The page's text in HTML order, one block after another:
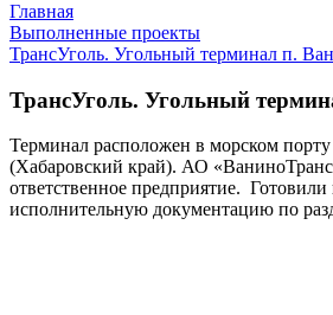
Главная
Выполненные проекты
ТрансУголь. Угольный терминал п.
ТрансУголь. Угольный
Терминал расположен в морском
(Хабаровский край). АО
ответственное предприятие. Готовили
исполнительную документацию по